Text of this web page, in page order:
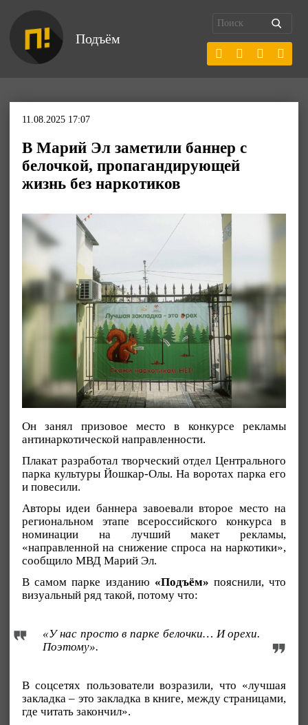
Подъём
11.08.2025 17:07
В Марий Эл заметили баннер с
белочкой, пропагандирующей
жизнь без наркотиков
Он занял призовое место в конкурсе рекламы
антинаркотической направленности.
Плакат разработал творческий отдел Центрального
парка культуры Йошкар-Олы. На воротах парка его
и повесили.
Авторы идеи баннера завоевали второе место на
региональном этапе всероссийского конкурса в
номинации на лучший макет рекламы,
«направленной на снижение спроса на наркотики»,
сообщило МВД Марий Эл.
В самом парке изданию «Подъём» пояснили, что
визуальный ряд такой, потому что:
«У нас просто в парке белочки… И орехи.
Поэтому».
В соцсетях пользователи возразили, что «лучшая
закладка – это закладка в книге, между страницами,
где читать закончил».